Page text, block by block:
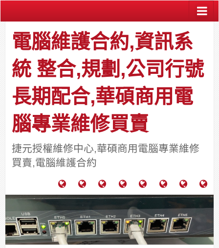
電腦維護合約,資訊系
統 整合,規劃,公司行號
長期配合,華碩商用電
腦專業維修買賣
捷元授權維修中心,華碩商用電腦專業維修
買賣,電腦維護合約
腦
護
合
約
功
例
分
享
於
力
通
通
報
關
系
統
視
系
統
安
舍
網
路/
大
樓
中
料
件
區
團
法
台
中